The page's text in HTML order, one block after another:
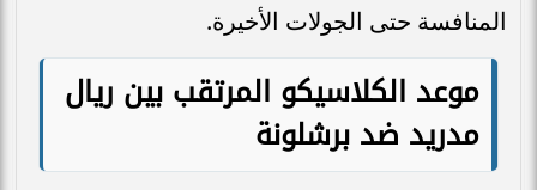
المنافسة حتى الجولات الأخيرة.
موعد الكلاسيكو المرتقب بين ريال
مدريد ضد برشلونة